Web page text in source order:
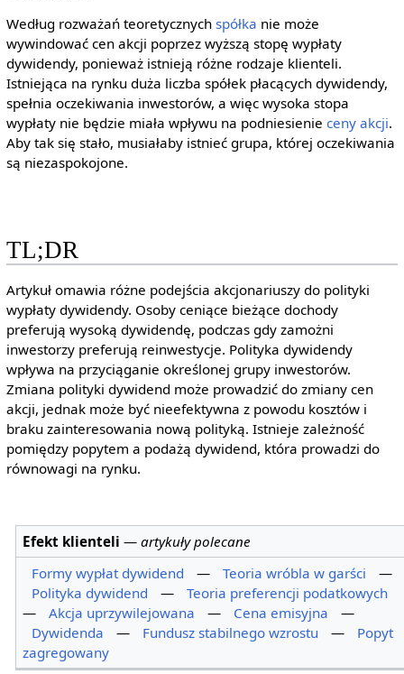
Według rozważań teoretycznych spółka nie może
wywindować cen akcji poprzez wyższą stopę wypłaty
dywidendy, ponieważ istnieją różne rodzaje klienteli.
Istniejąca na rynku duża liczba spółek płacących dywidendy,
spełnia oczekiwania inwestorów, a więc wysoka stopa
wypłaty nie będzie miała wpływu na podniesienie ceny akcji.
Aby tak się stało, musiałaby istnieć grupa, której oczekiwania
są niezaspokojone.
TL;DR
Artykuł omawia różne podejścia akcjonariuszy do polityki
wypłaty dywidendy. Osoby ceniące bieżące dochody
preferują wysoką dywidendę, podczas gdy zamożni
inwestorzy preferują reinwestycje. Polityka dywidendy
wpływa na przyciąganie określonej grupy inwestorów.
Zmiana polityki dywidend może prowadzić do zmiany cen
akcji, jednak może być nieefektywna z powodu kosztów i
braku zainteresowania nową polityką. Istnieje zależność
pomiędzy popytem a podażą dywidend, która prowadzi do
równowagi na rynku.
Efekt klienteli —artykuły polecane
Formy wypłat dywidend
— Teoria wróbla w garści
—
Polityka dywidend
—
Teoria preferencji podatkowych
—
Akcja uprzywilejowana — Cena emisyjna
—
Dywidenda
— Fundusz stabilnego wzrostu —
Popyt
zagregowany